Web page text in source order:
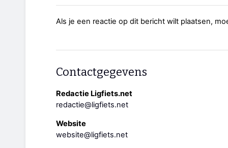
Als je een reactie op dit bericht wilt plaatsen,
Contactgegevens
Redactie Ligfiets.net
redactie@ligfiets.net
Website
website@ligfiets.net